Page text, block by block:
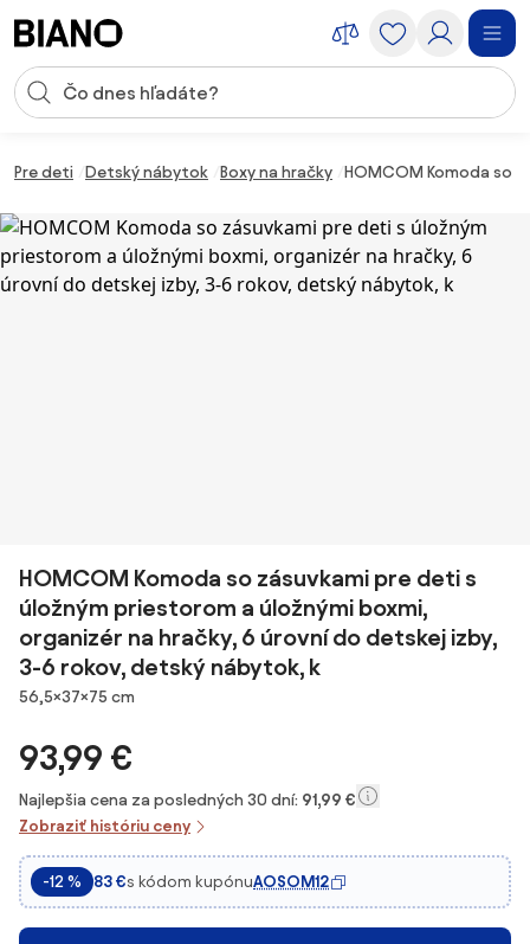
Vstup pre vyhľadávanie
Pre deti Detský nábytok Boxy na hračky HOMCOM Komoda so
HOMCOM Komoda so zásuvkami pre deti s
úložným priestorom a úložnými boxmi,
organizér na hračky, 6 úrovní do detskej izby,
3-6 rokov, detský nábytok, k
Rozmery
56,5×37×75 cm
93,99 €
Najlepšia cena za posledných 30 dní: 91,99 €
Zobraziť históriu ceny
-12 % 83 €s kódom kupónuAOSOM12